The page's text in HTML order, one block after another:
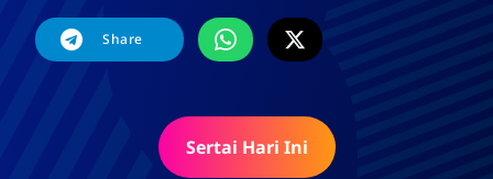
Share
Sertai Hari Ini